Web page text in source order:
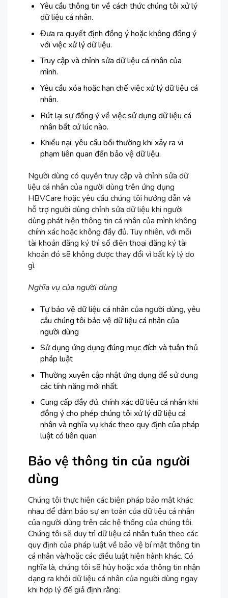
Yêu cầu thông tin về cách thức chúng tôi xử lý
dữ liệu cá nhân.
Đưa ra quyết định đồng ý hoặc không đồng ý
với việc xử lý dữ liệu.
Truy cập và chỉnh sửa dữ liệu cá nhân của
mình.
Yêu cầu xóa hoặc hạn chế việc xử lý dữ liệu cá
nhân.
Rút lại sự đồng ý về việc sử dụng dữ liệu cá
nhân bất cứ lúc nào.
Khiếu nại, yêu cầu bồi thường khi xảy ra vi
phạm liên quan đến bảo vệ dữ liệu.
Người dùng có quyền truy cập và chỉnh sửa dữ
liệu cá nhân của người dùng trên ứng dụng
HBVCare hoặc yêu cầu chúng tôi hướng dẫn và
hỗ trợ người dùng chỉnh sửa dữ liệu khi người
dùng phát hiện thông tin cá nhân của mình không
chính xác hoặc không đầy đủ. Tuy nhiên, với mỗi
tài khoản đăng ký thì số điện thoại đăng ký tài
khoản đó sẽ không được thay đổi vì bất kỳ lý do
gì.
Nghĩa vụ của người dùng
Tự bảo vệ dữ liệu cá nhân của người dùng, yêu
cầu chúng tôi bảo vệ dữ liệu cá nhân của
người dùng
Sử dụng ứng dụng đúng mục đích và tuân thủ
pháp luật
Thường xuyên cập nhật ứng dụng để sử dụng
các tính năng mới nhất.
Cung cấp đầy đủ, chính xác dữ liệu cá nhân khi
đồng ý cho phép chúng tôi xử lý dữ liệu cá
nhân và nghĩa vụ khác theo quy định của pháp
luật có liên quan
Bảo vệ thông tin của người
dùng
Chúng tôi thực hiện các biện pháp bảo mật khác
nhau để đảm bảo sự an toàn của dữ liệu cá nhân
của người dùng trên các hệ thống của chúng tôi.
Chúng tôi sẽ duy trì dữ liệu cá nhân tuân theo các
quy định của pháp luật về bảo vệ bí mật thông tin
cá nhân và/hoặc các điều luật hiện hành khác. Có
nghĩa là, chúng tôi sẽ hủy hoặc xóa thông tin nhận
dạng ra khỏi dữ liệu cá nhân của người dùng ngay
khi hợp lý để giả định rằng: